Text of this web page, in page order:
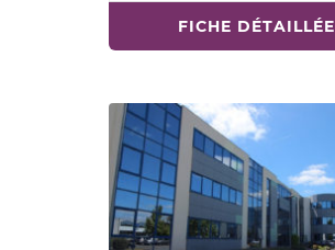
FICHE DÉTAILLÉE